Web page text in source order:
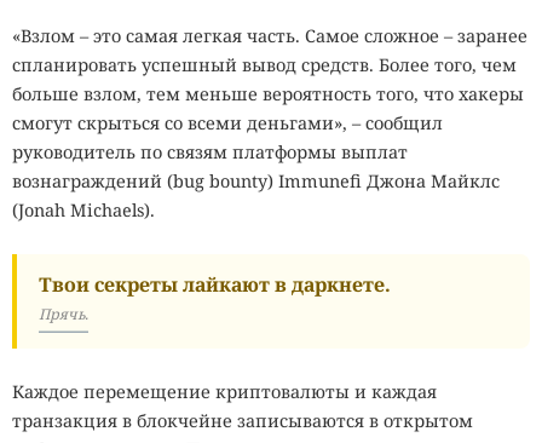
«Взлом – это самая легкая часть. Самое сложное – заранее
спланировать успешный вывод средств. Более того, чем
больше взлом, тем меньше вероятность того, что хакеры
смогут скрыться со всеми деньгами», – сообщил
руководитель по связям платформы выплат
вознаграждений (bug bounty) Immunefi Джона Майклс
(Jonah Michaels).
Твои секреты лайкают в даркнете.
Прячь.
Каждое перемещение криптовалюты и каждая
транзакция в блокчейне записываются в открытом